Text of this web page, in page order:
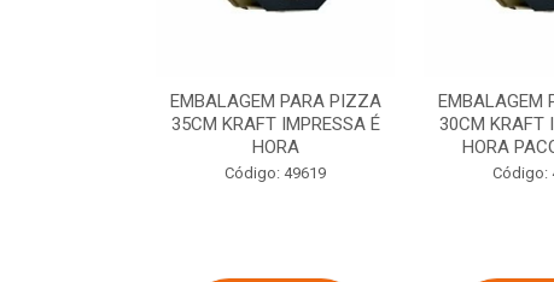
EMBALAGEM PARA PIZZA
35CM KRAFT IMPRESSA É
HORA
Código: 49619
EMBALAGEM
30CM KRAFT
HORA
Código: